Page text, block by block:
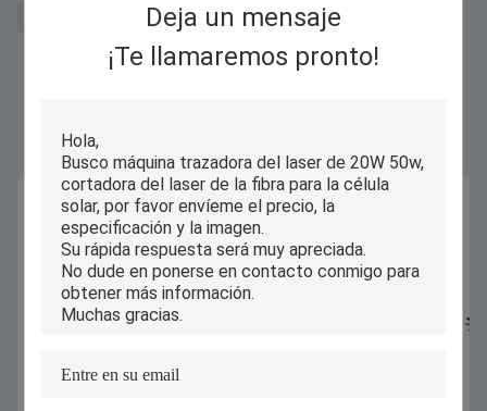
Deja un mensaje
¡Te llamaremos pronto!
máquina cortadora láser de células solares máquina trazadora láser